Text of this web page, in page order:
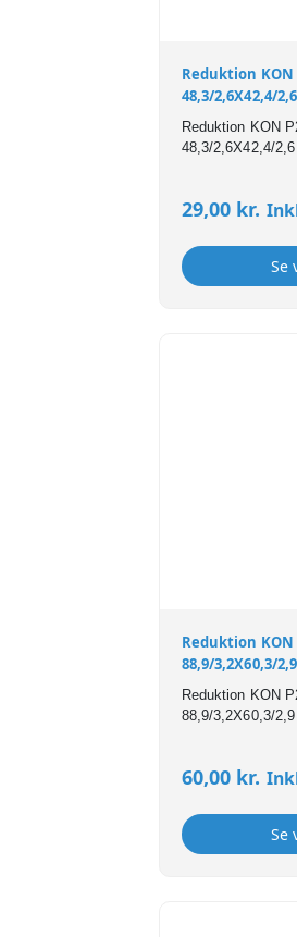
Reduktion KON
48,3/2,6X42,4/2,6
Reduktion KON
48,3/2,6X42,4/2,6
29,00 kr.
Se
Reduktion KON
88,9/3,2X60,3/2,9
Reduktion KON
88,9/3,2X60,3/2,9
60,00 kr.
Se